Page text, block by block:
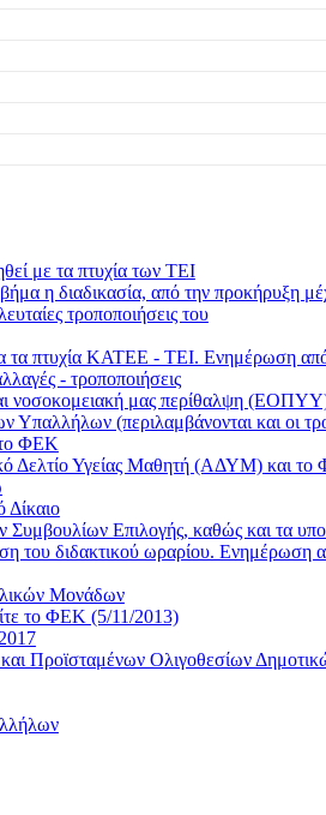
με τα πτυχία των ΤΕΙ
η διαδικασία, από την προκήρυξη
τροποποιήσεις του
τα πτυχία ΚΑΤΕΕ - ΤΕΙ. Ενημέρωση
- τροποποιήσεις
νοσοκομειακή μας περίθαλψη
Υπαλλήλων (περιλαμβάνονται και οι
το ΦΕΚ
Δελτίο Υγείας Μαθητή (ΑΔΥΜ) και
Δίκαιο
Επιλογής, καθώς και τα
του διδακτικού ωραρίου.
Μονάδων
το ΦΕΚ (5/11/2013)
και Προϊσταμένων Ολιγοθεσίων